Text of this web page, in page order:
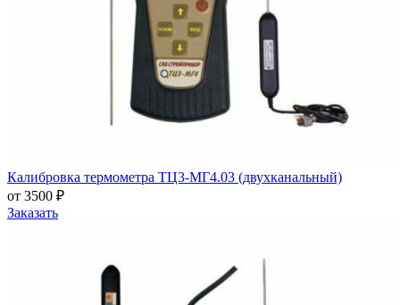
Калибровка термометра ТЦ3-МГ4.03 (двухканальный)
от 3500 ₽
Заказать